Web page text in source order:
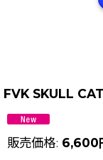
FVK SKULL
販売価格: 6,600